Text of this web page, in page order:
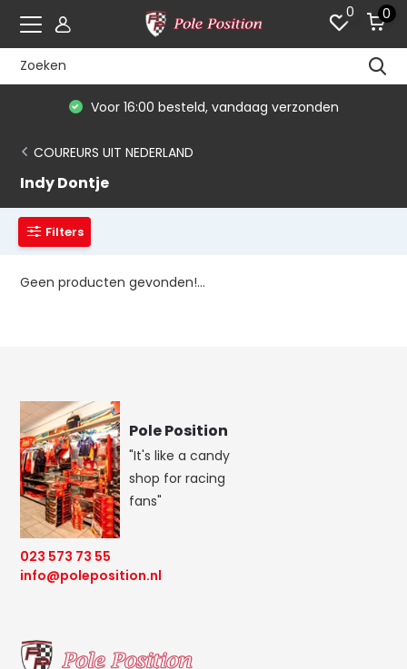
0 0
Voor 16:00 besteld, vandaag verzonden
COUREURS UIT NEDERLAND
Indy Dontje
Filters
Geen producten gevonden!...
Pole Position
"It's like a candy
shop for racing
fans"
023 573 73 55
info@poleposition.nl